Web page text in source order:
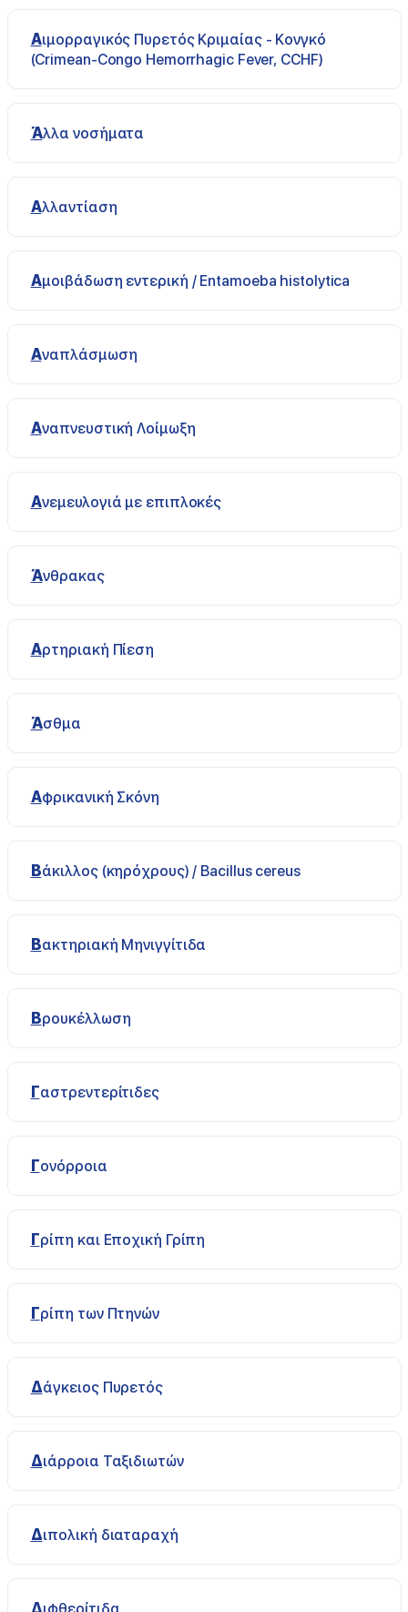
Αιμορραγικός Πυρετός Κριμαίας - Κονγκό
(Crimean-Congo Hemorrhagic Fever, CCHF)
Άλλα νοσήματα
Αλλαντίαση
Αμοιβάδωση εντερική / Entamoeba histolytica
Αναπλάσμωση
Αναπνευστική Λοίμωξη
Ανεμευλογιά με επιπλοκές
Άνθρακας
Αρτηριακή Πίεση
Άσθμα
Αφρικανική Σκόνη
Βάκιλλος (κηρόχρους) / Bacillus cereus
Βακτηριακή Μηνιγγίτιδα
Βρουκέλλωση
Γαστρεντερίτιδες
Γονόρροια
Γρίπη και Εποχική Γρίπη
Γρίπη των Πτηνών
Δάγκειος Πυρετός
Διάρροια Ταξιδιωτών
Διπολική διαταραχή